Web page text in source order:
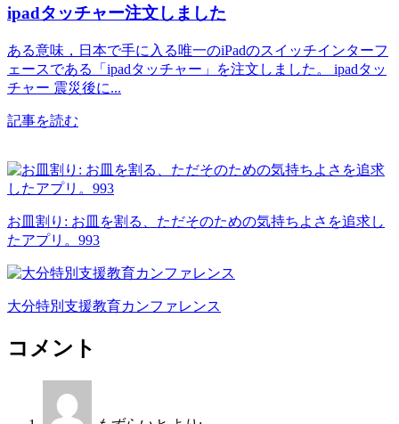
ipadタッチャー注文しました
ある意味，日本で手に入る唯一のiPadのスイッチインターフ
ェースである「ipadタッチャー」を注文しました。 ipadタッ
チャー 震災後に...
記事を読む
お皿割り: お皿を割る、ただそのための気持ちよさを追求し
たアプリ。993
大分特別支援教育カンファレンス
コメント